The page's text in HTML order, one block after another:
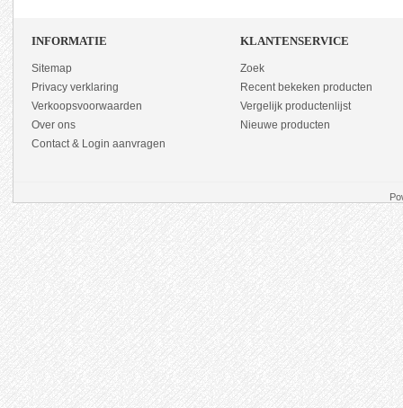
INFORMATIE
Sitemap
Privacy verklaring
Verkoopsvoorwaarden
Over ons
Contact & Login aanvragen
KLANTENSERVICE
Zoek
Recent bekeken producten
Vergelijk productenlijst
Nieuwe producten